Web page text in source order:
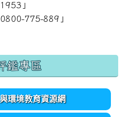
」
775-889」
鑑專區
環境教育資源網